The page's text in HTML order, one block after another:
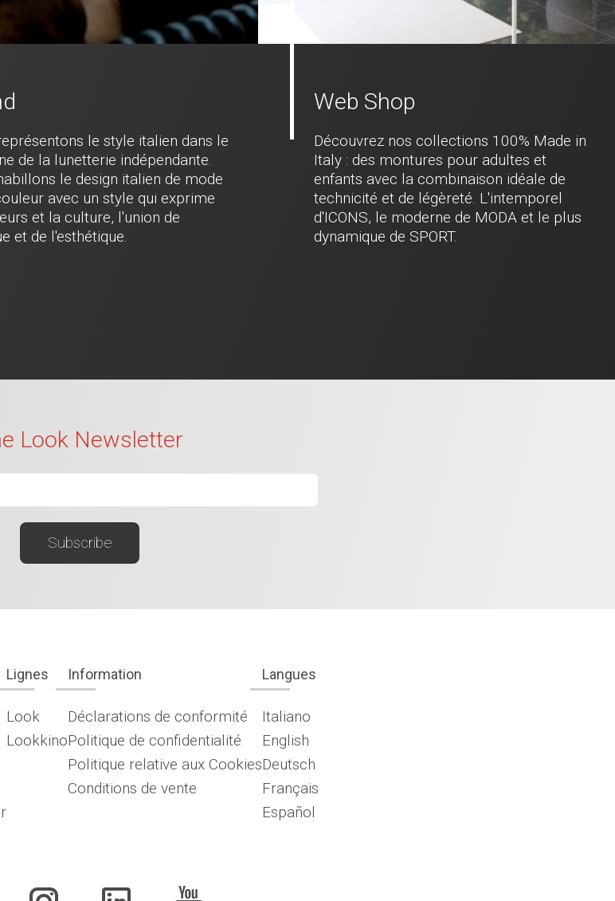
le style italien dans le
de la lunetterie indépendante.
le design italien de mode
avec un style qui exprime
et la culture, l'union de
et de l'esthétique.
Web Shop
Découvrez nos collections 100% Made in
Italy : des montures pour adultes et
enfants avec la combinaison idéale de
technicité et de légèreté. L'intemporel
d'ICONS, le moderne de MODA et le plus
dynamique de SPORT.
Look Newsletter
Lignes
Look
Lookkino
Information
Déclarations de conformité
Politique de confidentialité
Politique relative aux Cookies
Conditions de vente
Langues
Italiano
English
Deutsch
Français
Español